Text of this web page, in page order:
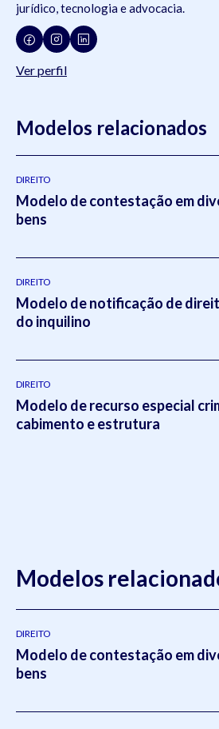
jurídico, tecnologia e advocacia.
Ver perfil
Modelos relacionados
DIREITO
Modelo de contestação em
bens
DIREITO
Modelo de notificação de
do inquilino
DIREITO
Modelo de recurso especial
cabimento e estrutura
Modelos
DIREITO
Modelo de contestação em
bens